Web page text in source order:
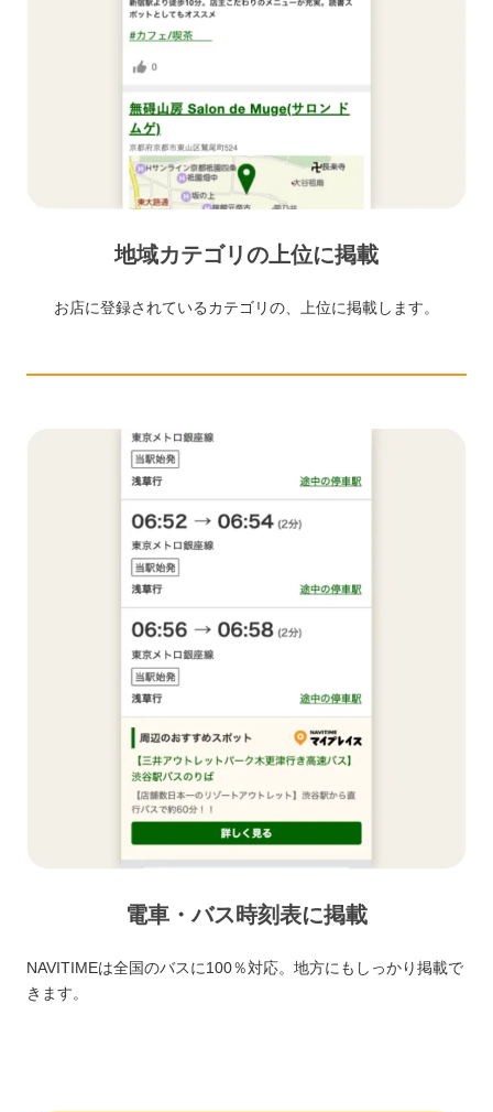
地域カテゴリの上位に掲載
お店に登録されているカテゴリの、上位に掲載します。
電車・バス時刻表に掲載
NAVITIMEは全国のバスに100％対応。地方にもしっかり掲載で
きます。